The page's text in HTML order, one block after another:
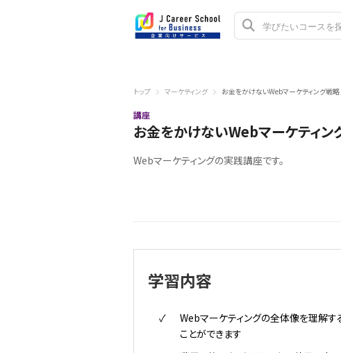
トップ マーケティング お金をかけないWebマーケティング戦略
講座
お金をかけないWebマーケティン
Webマーケティングの実践講座です。
学習内容
Webマーケティングの全体像を理解す
ことができます